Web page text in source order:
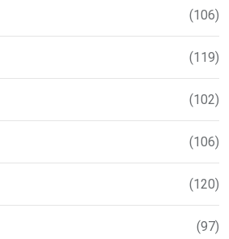
(106)
(119)
(102)
(106)
(120)
(97)